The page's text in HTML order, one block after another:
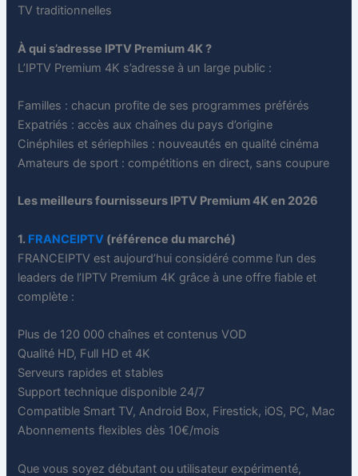
TV traditionnelles
À qui s’adresse IPTV Premium 4K ?
L’IPTV Premium 4K s’adresse à un large public :
Familles : chacun profite de ses programmes préférés
Expatriés : accès aux chaînes du pays d’origine
Cinéphiles et sériephiles : nouveautés en qualité cinéma
Amateurs de sport : compétitions en direct, sans coupure
Les meilleurs fournisseurs IPTV Premium 4K en 2026
1. FRANCEIPTV (référence du marché)
FRANCEIPTV est aujourd’hui considéré comme l’un des
leaders de l’IPTV Premium 4K grâce à une offre fiable et
complète :
Plus de 120 000 chaînes et contenus VOD
Qualité HD, Full HD et 4K
Serveurs rapides et stables
Support technique disponible 24/7
Compatible Smart TV, Android Box, Firestick, iOS, PC, Mac
Abonnements flexibles dès 10€/mois
Que vous soyez débutant ou utilisateur expérimenté,